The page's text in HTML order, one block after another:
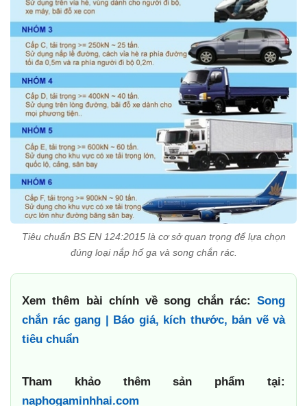
Tiêu chuẩn BS EN 124:2015 là cơ sở quan trọng để lựa chọn
đúng loại nắp hố ga và song chắn rác.
Xem thêm bài chính về song chắn rác: Song
chắn rác gang | Báo giá, kích thước, bản vẽ và
tiêu chuẩn
Tham khảo thêm sản phẩm tại:
naphogaminhhai.com